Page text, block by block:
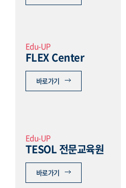
Edu-UP
FLEX Center
바로가기
Edu-UP
TESOL 전문교육원
바로가기